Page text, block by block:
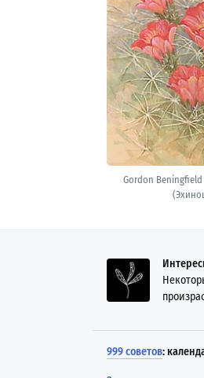
Gordon Beningfield
999 советов: